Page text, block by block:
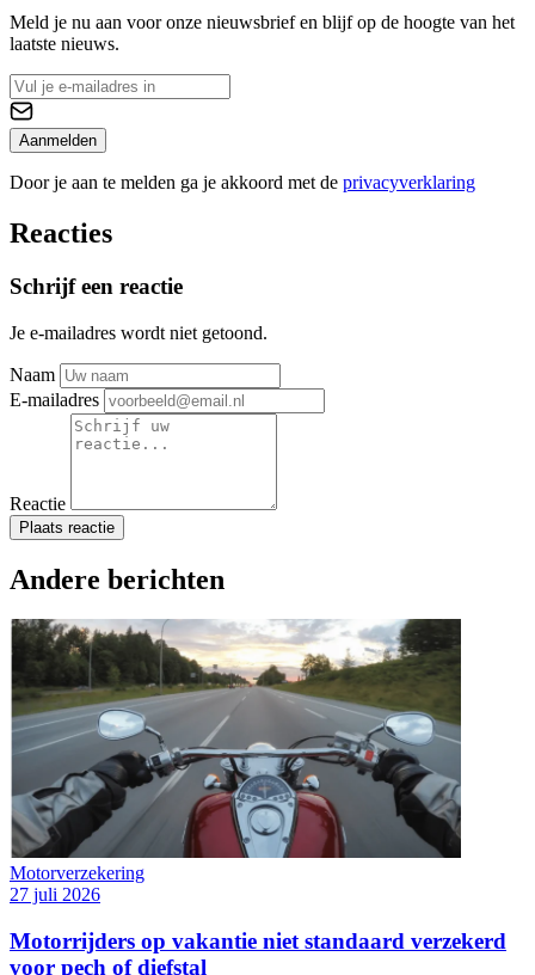
Meld je nu aan voor onze nieuwsbrief en blijf op de hoogte van het
laatste nieuws.
Aanmelden
Door je aan te melden ga je akkoord met de privacyverklaring
Reacties
Schrijf een reactie
Je e-mailadres wordt niet getoond.
Naam
E-mailadres
Reactie
Plaats reactie
Andere berichten
Motorverzekering
27 juli 2026
Motorrijders op vakantie niet standaard verzekerd
voor pech of diefstal